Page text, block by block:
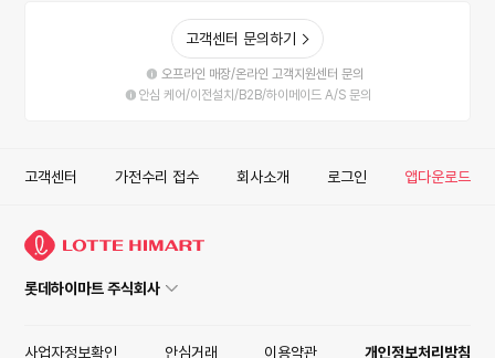
고객센터 문의하기
오프라인 매장/온라인 고객지원센터 문의
안심 케어/이전설치/B2B/하이메이드 A/S 문의
고객센터 가전수리 접수 회사소개 로그인 앱다운로드
롯데하이마트 주식회사
사업자정보확인 안심거래 이용약관 개인정보처리방침